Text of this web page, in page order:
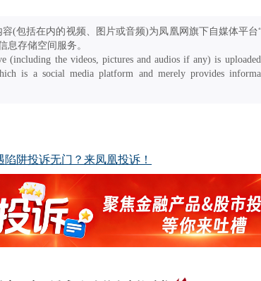
(包括在内的视频、图片或音频)为凤凰网旗下自媒体平台
息存储空间服务。
(including the videos, pictures and audios if any) is
is a social media platform and merely provides
阱投诉无门？来凤凰投诉！